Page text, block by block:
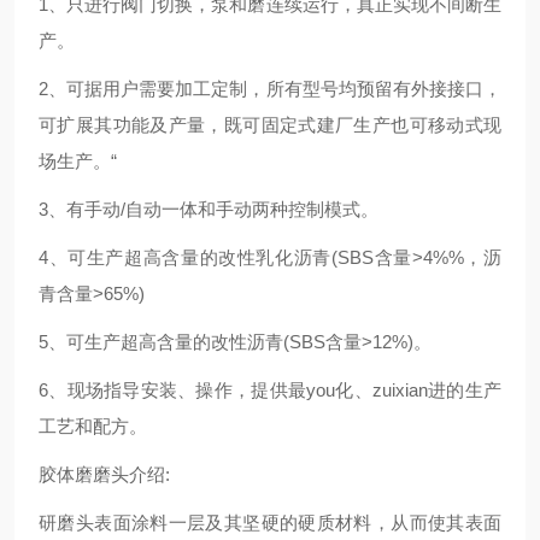
1、只进行阀门切换，泵和磨连续运行，真正实现不间断生
产。
2、可据用户需要加工定制，所有型号均预留有外接接口，
可扩展其功能及产量，既可固定式建厂生产也可移动式现
场生产。“
3、有手动/自动一体和手动两种控制模式。
4、可生产超高含量的改性乳化沥青(SBS含量>4%%，沥
青含量>65%)
5、可生产超高含量的改性沥青(SBS含量>12%)。
6、现场指导安装、操作，提供最you化、zuixian进的生产
工艺和配方。
胶体磨磨头介绍:
研磨头表面涂料一层及其坚硬的硬质材料，从而使其表面